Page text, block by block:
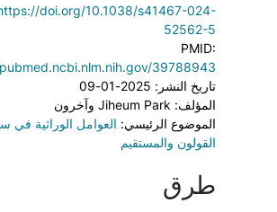
doi.org/10.1038/s41467-024-
52562-5
PMID:
39788943
تاريخ النشر: 2025-01-09
المؤلف: Jiheum Park وآخرون
الموضوع الرئيسي: العوامل الوراثية في
القولون والمستقيم
طرق